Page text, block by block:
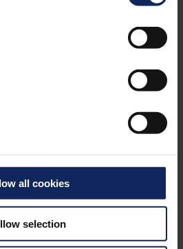
all cookies
selection
de FiberAcoustic
aire, FiberAcoustic
garantiza
acústico; el relleno lleva la
a las frecuencias más bajas.